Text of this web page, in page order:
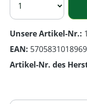
Unsere Artikel-Nr.:
EAN: 5705831018969
Artikel-Nr. des